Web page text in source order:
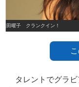
熊田曜子 クランクイン！
タレントでグラビ